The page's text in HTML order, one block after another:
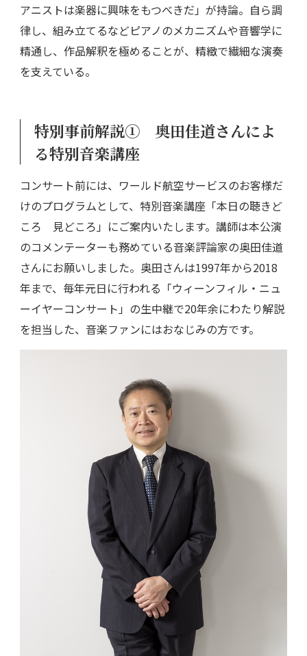
アニストは楽器に興味をもつべきだ」が持論。自ら調
律し、組み立てるなどピアノのメカニズムや音響学に
精通し、作品解釈を極めることが、精緻で繊細な演奏
を支えている。
特別事前解説① 奥田佳道さんによ
る特別音楽講座
コンサート前には、ワールド航空サービスのお客様だ
けのプログラムとして、特別音楽講座「本日の聴きど
ころ 見どころ」にご案内いたします。講師は本公演
のコメンテーターも務めている音楽評論家の奥田佳道
さんにお願いしました。奥田さんは1997年から2018
年まで、毎年元日に行われる「ウィーンフィル・ニュ
ーイヤーコンサート」の生中継で20年余にわたり解説
を担当した、音楽ファンにはおなじみの方です。